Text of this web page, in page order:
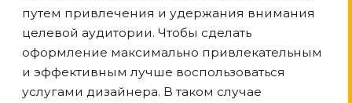
путем привлечения и удержания внимания
целевой аудитории. Чтобы сделать
оформление максимально привлекательным
и эффективным лучше воспользоваться
услугами дизайнера. В таком случае